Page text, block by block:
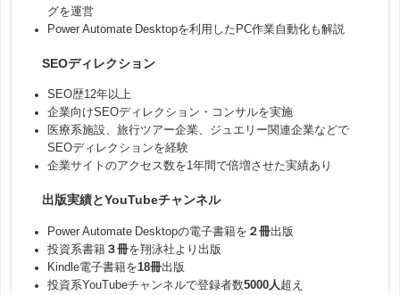
グを運営
Power Automate Desktopを利用したPC作業自動化も解説
SEOディレクション
SEO歴12年以上
企業向けSEOディレクション・コンサルを実施
医療系施設、旅行ツアー企業、ジュエリー関連企業などで
SEOディレクションを経験
企業サイトのアクセス数を1年間で倍増させた実績あり
出版実績とYouTubeチャンネル
Power Automate Desktopの電子書籍を ２冊出版
投資系書籍 ３冊を翔泳社より出版
Kindle電子書籍を18冊出版
投資系YouTubeチャンネルで登録者数5000人 超え